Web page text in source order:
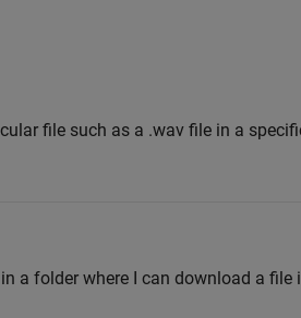
file such as a .wav file in a
a folder where I can download a file